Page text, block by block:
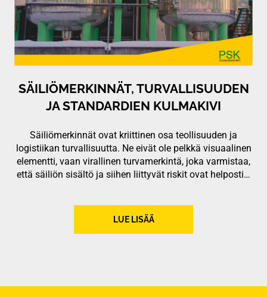
SÄILIÖMERKINNÄT, TURVALLISUUDEN
JA STANDARDIEN KULMAKIVI
Säiliömerkinnät ovat kriittinen osa teollisuuden ja
logistiikan turvallisuutta. Ne eivät ole pelkkä visuaalinen
elementti, vaan virallinen turvamerkintä, joka varmistaa,
että säiliön sisältö ja siihen liittyvät riskit ovat helposti…
LUE LISÄÄ